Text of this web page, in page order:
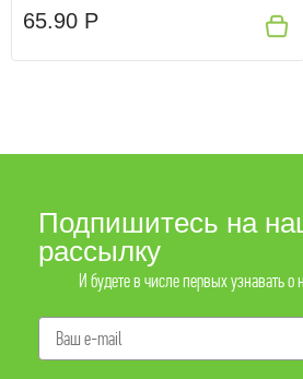
65.90 Р
Подпишитесь на
рассылку
И будете в числе первых узнавать о